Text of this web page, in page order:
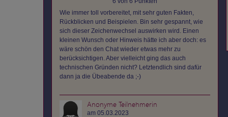
Wie immer toll vorbereitet, mit sehr guten Fakten,
Rückblicken und Beispielen. Bin sehr gespannt, wie
sich dieser Zeichenwechsel auswirken wird. Einen
kleinen Wunsch oder Hinweis hätte ich aber doch: es
wäre schön den Chat wieder etwas mehr zu
berücksichtigen. Aber vielleicht ging das auch
technischen Gründen nicht? Letztendlich sind dafür
dann ja die Übeabende da ;-)
Anonyme Teilnehmerin
am 05.03.2023